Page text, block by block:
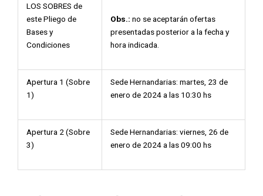
LOS SOBRES de
este Pliego de
Bases y
Condiciones
Obs.: no se aceptarán ofertas
presentadas posterior a la fecha y
hora indicada.
Apertura 1 (Sobre
1)
Sede Hernandarias: martes, 23 de
enero de 2024 a las 10:30 hs
Apertura 2 (Sobre
3)
Sede Hernandarias: viernes, 26 de
enero de 2024 a las 09:00 hs